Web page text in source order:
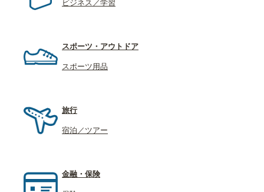
ビジネス／学習
スポーツ・アウトドア
スポーツ用品
旅行
宿泊／ツアー
金融・保険